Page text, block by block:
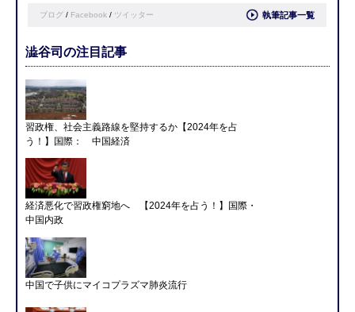
ブログ / Facebook / ツイッター 執筆記事一覧
澁谷司の注目記事
習政権、社会主義路線を堅持するか【2024年を占
う！】国際： 中国経済
経済悪化で習政権窮地へ 【2024年を占う！】国際・
中国内政
中国で子供にマイコプラズマ肺炎流行